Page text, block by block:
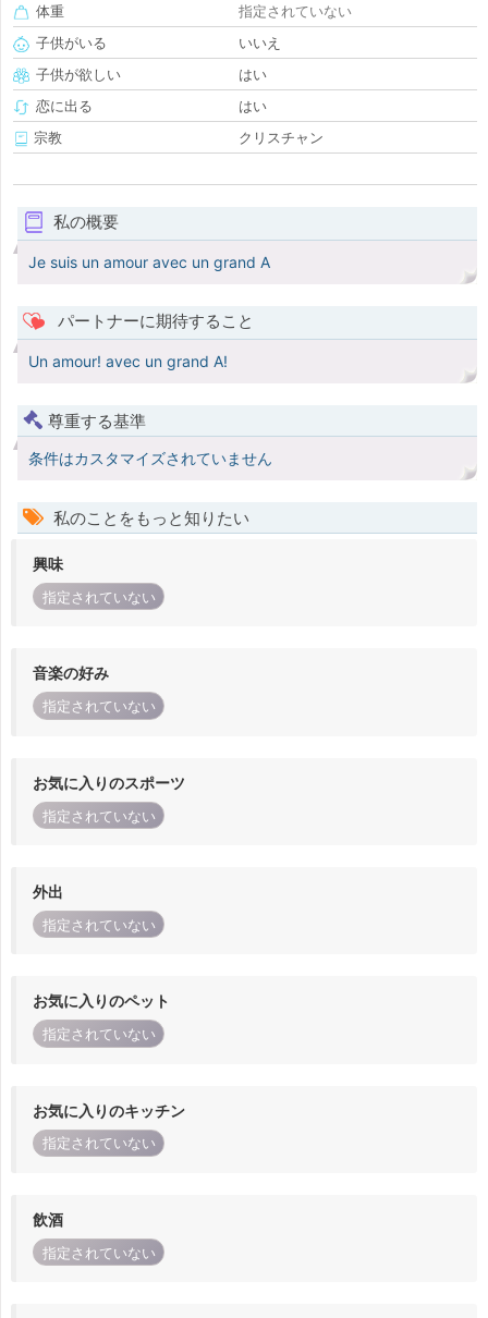
体重
指定されていない
子供がいる
いいえ
子供が欲しい
はい
恋に出る
はい
宗教
クリスチャン
私の概要
Je suis un amour avec un grand A
パートナーに期待すること
Un amour! avec un grand A!
尊重する基準
条件はカスタマイズされていません
私のことをもっと知りたい
興味
指定されていない
音楽の好み
指定されていない
お気に入りのスポーツ
指定されていない
外出
指定されていない
お気に入りのペット
指定されていない
お気に入りのキッチン
指定されていない
飲酒
指定されていない